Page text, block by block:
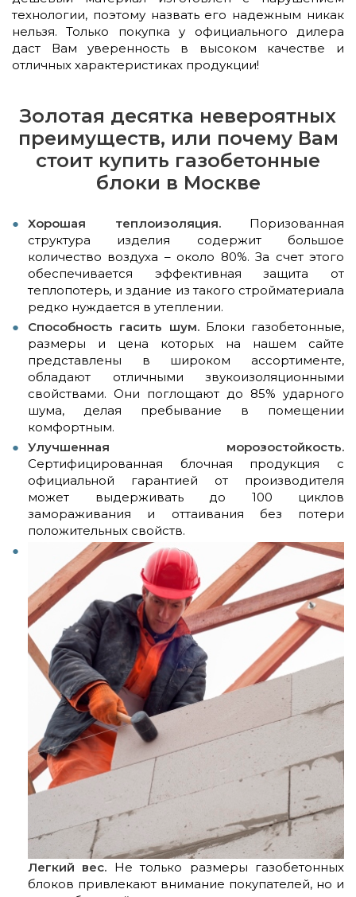
технологии, поэтому назвать его надежным никак
нельзя. Только покупка у официального дилера
даст Вам уверенность в высоком качестве и
отличных характеристиках продукции!
Золотая десятка невероятных
преимуществ, или почему Вам
стоит купить газобетонные
блоки в Москве
Хорошая теплоизоляция.Поризованная
структура изделия содержит большое
количество воздуха – около 80%. За счет этого
обеспечивается эффективная защита от
теплопотерь, и здание из такого стройматериала
редко нуждается в утеплении.
Способность гасить шум.Блоки газобетонные,
размеры и цена которых на нашем сайте
представлены в широком ассортименте,
обладают отличными звукоизоляционными
свойствами. Они поглощают до 85% ударного
шума, делая пребывание в помещении
комфортным.
Улучшенная морозостойкость.
Сертифицированная блочная продукция с
официальной гарантией от производителя
может выдерживать до 100 циклов
замораживания и оттаивания без потери
положительных свойств.
Легкий вес. Не только размеры газобетонных
блоков привлекают внимание покупателей, но и